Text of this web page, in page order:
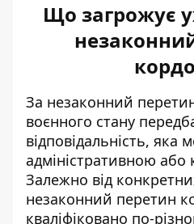
Що загрожує
За незаконний
воєнного стану
відповідальність, яка
адміністративною
Залежно від
незаконний перетин
кваліфіковано по-